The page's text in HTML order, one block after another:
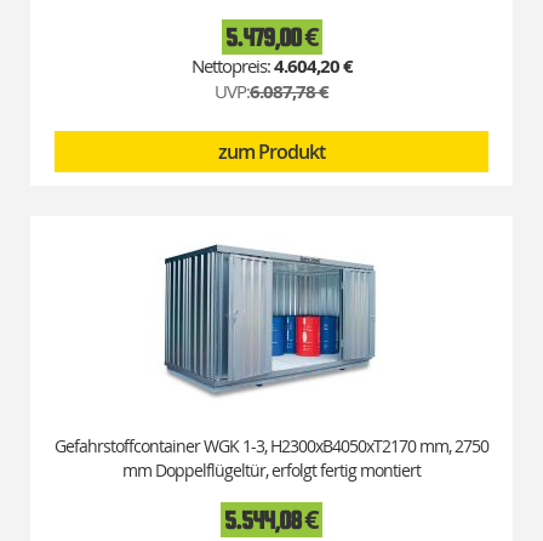
Special
Price
5.479,00 €
4.604,20 €
UVP:6.087,78 €
zum Produkt
Gefahrstoffcontainer WGK 1-3, H2300xB4050xT2170 mm, 2750
mm Doppelflügeltür, erfolgt fertig montiert
Special
5.544,08 €